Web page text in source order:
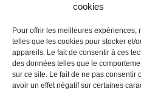
cookies
Pour offrir les meilleures
telles que les cookies pour stocker et/
appareils. Le fait de consentir à ces
des données telles que le
sur ce site. Le fait de ne pas consentir
avoir un effet négatif sur certaines
« InAfrica » photos de Fabien
Visite
Copyright